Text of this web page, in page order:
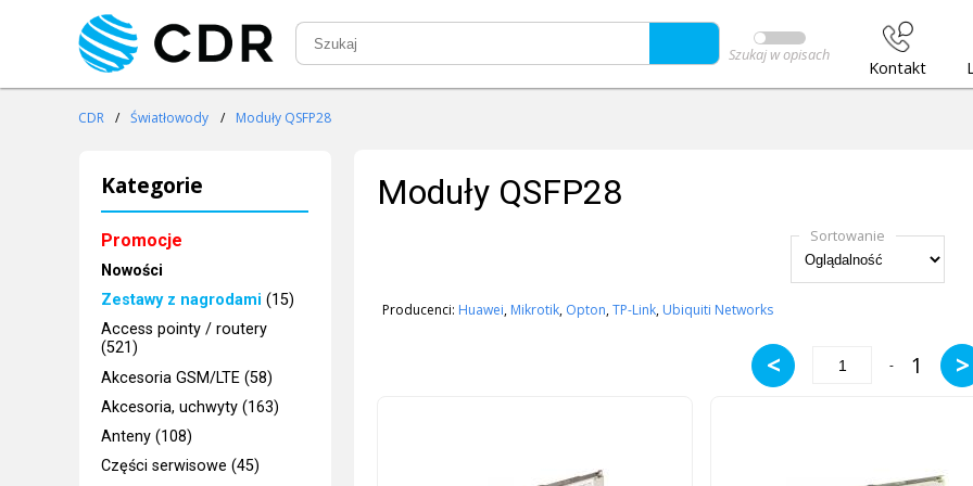
Szukaj w opisach
Kontakt
CDR / Światłowody / Moduły QSFP28
Kategorie
Promocje
Nowości
Zestawy z nagrodami (15)
Access pointy / routery
(521)
Akcesoria GSM/LTE (58)
Akcesoria, uchwyty (163)
Anteny (108)
Części serwisowe (45)
Moduły QSFP28
Sortowanie
Producenci: Huawei, Mikrotik, Opton,TP-Link, Ubiquiti Networks
< - 1 >